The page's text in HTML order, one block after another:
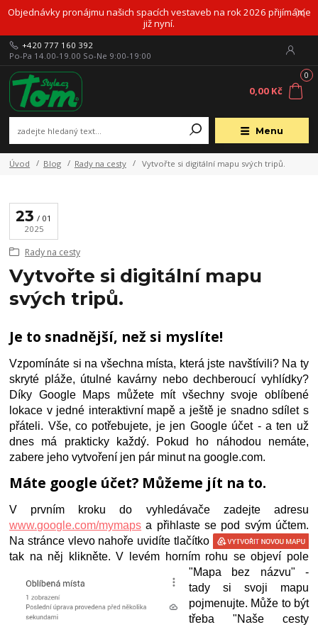
Objednávky pronájmu našich spacích vestaveb na rok 2026 přijímáme
již nyní.
Menu
+420 777 160 392
Po-Pa 14.00-19.00 So-Ne 9:00-19:00
0
0,00 Kč
Úvod Blog Rady na cesty Vytvořte si digitální mapu svých tripů.
23
01
2025
Rady na cesty
Vytvořte si digitální mapu
svých tripů.
Je to snadnější, než si myslíte!
Vzpomínáte si na všechna místa, která jste navštívili? Na ty
skryté pláže, útulné kavárny nebo dechberoucí vyhlídky?
Díky Google Maps můžete mít všechny svoje oblíbené
lokace v jedné interaktivní mapě a ještě je snadno sdílet s
přáteli. Vše, co potřebujete, je jen Google účet - a ten už
dnes má prakticky každý. Pokud ho náhodou nemáte,
zabere jeho vytvoření jen pár minut na google.com.
Máte google účet? Můžeme jít na to.
www.google.com/mymaps a přihlaste se pod svým účtem.
Na stránce vlevo nahoře uvidíte tlačítko
tak na něj klikněte. V levém horním rohu se objeví pole
"Mapa bez názvu" -
tady si svoji mapu
pojmenujte. Může to být
třeba "Naše cesty